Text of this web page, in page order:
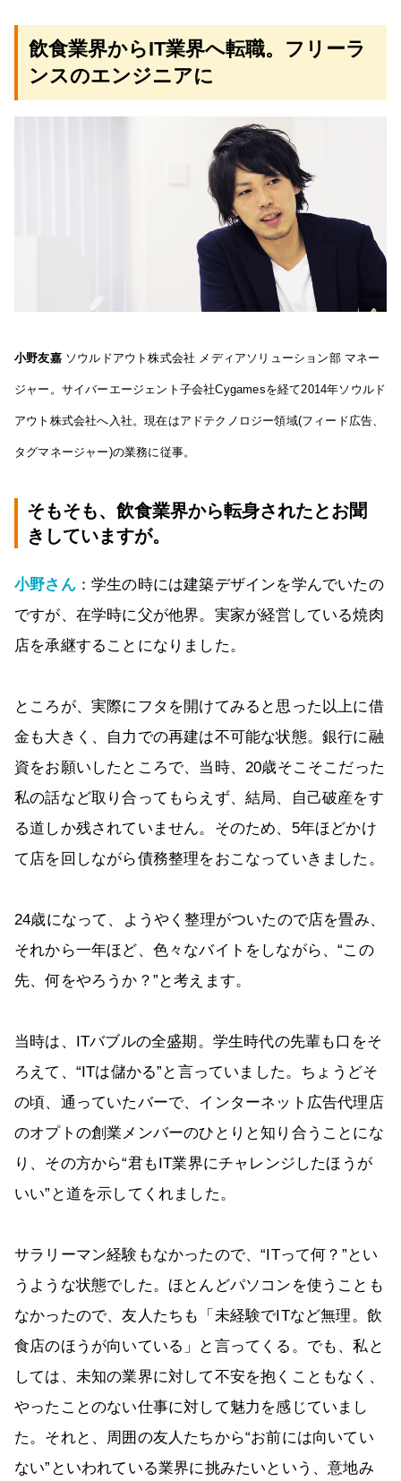
飲食業界からIT業界へ転職。フリーラ
ンスのエンジニアに
小野友嘉ソウルドアウト株式会社 メディアソリューション部 マネー
ジャー。サイバーエージェント子会社Cygamesを経て2014年ソウルド
アウト株式会社へ入社。現在はアドテクノロジー領域(フィード広告、
タグマネージャー)の業務に従事。
そもそも、飲食業界から転身されたとお聞
きしていますが。
小野さん：学生の時には建築デザインを学んでいたの
ですが、在学時に父が他界。実家が経営している焼肉
店を承継することになりました。
ところが、実際にフタを開けてみると思った以上に借
金も大きく、自力での再建は不可能な状態。銀行に融
資をお願いしたところで、当時、20歳そこそこだった
私の話など取り合ってもらえず、結局、自己破産をす
る道しか残されていません。そのため、5年ほどかけ
て店を回しながら債務整理をおこなっていきました。
24歳になって、ようやく整理がついたので店を畳み、
それから一年ほど、色々なバイトをしながら、“この
先、何をやろうか？”と考えます。
当時は、ITバブルの全盛期。学生時代の先輩も口をそ
ろえて、“ITは儲かる”と言っていました。ちょうどそ
の頃、通っていたバーで、インターネット広告代理店
のオプトの創業メンバーのひとりと知り合うことにな
り、その方から“君もIT業界にチャレンジしたほうが
いい”と道を示してくれました。
サラリーマン経験もなかったので、“ITって何？”とい
うような状態でした。ほとんどパソコンを使うことも
なかったので、友人たちも「未経験でITなど無理。飲
食店のほうが向いている」と言ってくる。でも、私と
しては、未知の業界に対して不安を抱くこともなく、
やったことのない仕事に対して魅力を感じていまし
た。それと、周囲の友人たちから“お前には向いてい
ない”といわれている業界に挑みたいという、意地み